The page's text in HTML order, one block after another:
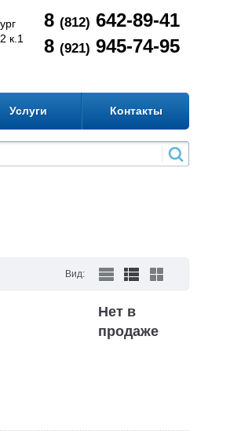
к.1
8 (812) 642-89-41
8 (921) 945-74-95
Услуги Контакты
Вид:
Нет в
продаже